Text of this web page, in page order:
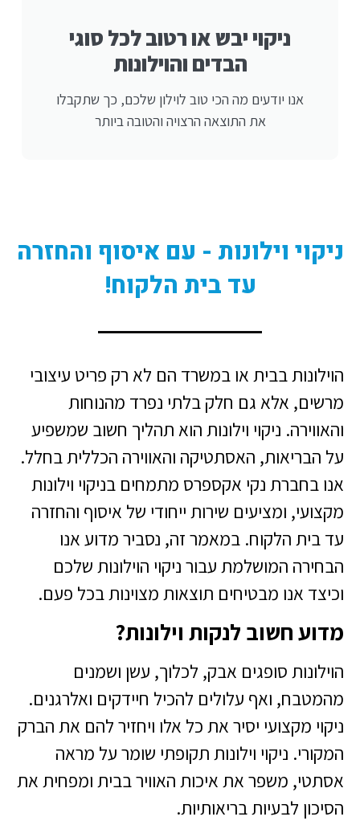
ניקוי יבש או רטוב לכל סוגי
הבדים והוילונות
אנו יודעים מה הכי טוב לוילון שלכם, כך שתקבלו
את התוצאה הרצויה והטובה ביותר
ניקוי וילונות - עם איסוף והחזרה
עד בית הלקוח!
הוילונות בבית או במשרד הם לא רק פריט עיצובי
מרשים, אלא גם חלק בלתי נפרד מהנוחות
והאווירה. ניקוי וילונות הוא תהליך חשוב שמשפיע
על הבריאות, האסתטיקה והאווירה הכללית בחלל.
אנו בחברת נקי אקספרס מתמחים בניקוי וילונות
מקצועי, ומציעים שירות ייחודי של איסוף והחזרה
עד בית הלקוח. במאמר זה, נסביר מדוע אנו
הבחירה המושלמת עבור ניקוי הוילונות שלכם
וכיצד אנו מבטיחים תוצאות מצוינות בכל פעם.
מדוע חשוב לנקות וילונות?
הוילונות סופגים אבק, לכלוך, עשן ושמנים
מהמטבח, ואף עלולים להכיל חיידקים ואלרגנים.
ניקוי מקצועי יסיר את כל אלו ויחזיר להם את הברק
המקורי. ניקוי וילונות תקופתי שומר על מראה
אסתטי, משפר את איכות האוויר בבית ומפחית את
הסיכון לבעיות בריאותיות.